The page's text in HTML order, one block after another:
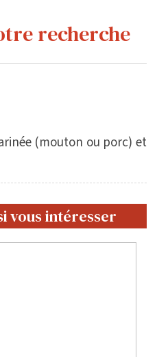
recherche
(mouton ou porc) et
vous intéresser